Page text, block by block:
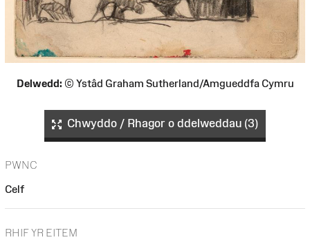
Delwedd: © Ystâd Graham Sutherland/Amgueddfa Cymru
Chwyddo / Rhagor o ddelweddau (3)
PWNC
Celf
RHIF YR EITEM